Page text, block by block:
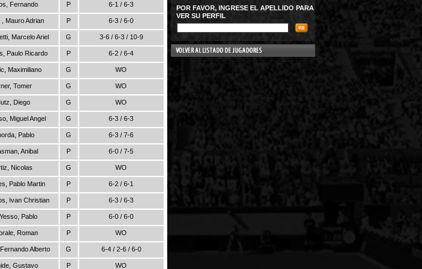
Fernando P 6-1 / 6-3
Mauro Adrian P 6-3 / 6-0
Marcelo Ariel G 3-6 / 6-3 / 10-9
Paulo Ricardo P 6-2 / 6-4
Maximiliano G WO
Tomer G WO
Diego G WO
Miguel Angel G 6-3 / 6-3
Pablo G 6-3 / 7-6
Anibal P 6-0 / 7-5
Nicolas G WO
Pablo Martin P 6-2 / 6-1
Ivan Christian P 6-3 / 6-3
Pablo P 6-0 / 6-0
Roman P WO
Alberto G 6-4 / 2-6 / 6-0
Gustavo P WO
POR FAVOR, INGRESE EL APELLIDO PARA
VER SU PERFIL